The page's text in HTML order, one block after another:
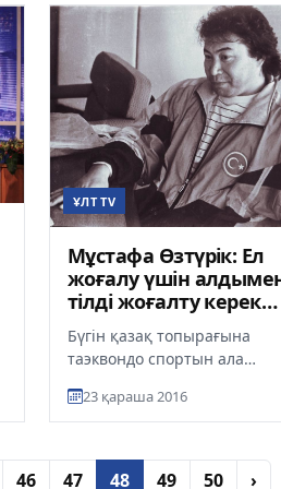
ҰЛТ TV
Мұстафа Өзтүрік: Ел
жоғалу үшін
тілді жоғалту керек
(видео)
Бүгін қазақ топырағына
таэквондо спортын ала
Өзтүріктің туған күні.
62 жыл...
23 қараша 2016
46 47 48 49 50 ›